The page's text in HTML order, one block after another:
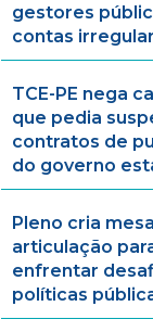
gestores
contas
TCE-PE nega
que pedia
contratos de
do governo
Pleno cria
articulação
enfrentar
políticas